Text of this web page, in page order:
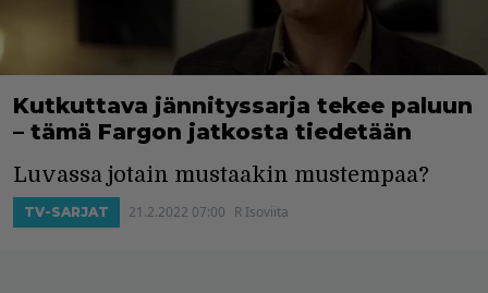
Kutkuttava jännityssarja tekee paluun
– tämä Fargon jatkosta tiedetään
Luvassa jotain mustaakin mustempaa?
TV-SARJAT 21.2.2022 07:00 R Isoviita